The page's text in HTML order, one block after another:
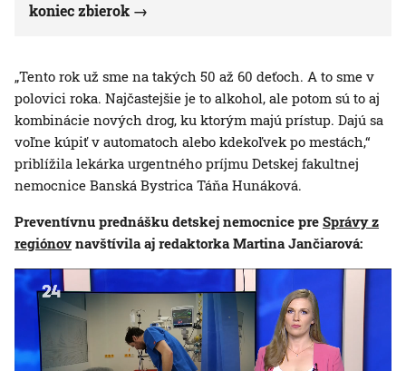
koniec zbierok
„Tento rok už sme na takých 50 až 60 deťoch. A to sme v
polovici roka. Najčastejšie je to alkohol, ale potom sú to aj
kombinácie nových drog, ku ktorým majú prístup. Dajú sa
voľne kúpiť v automatoch alebo kdekoľvek po mestách,“
priblížila lekárka urgentného príjmu Detskej fakultnej
nemocnice Banská Bystrica Táňa Hunáková.
Preventívnu prednášku detskej nemocnice pre Správy z
regiónov navštívila aj redaktorka Martina Jančiarová: